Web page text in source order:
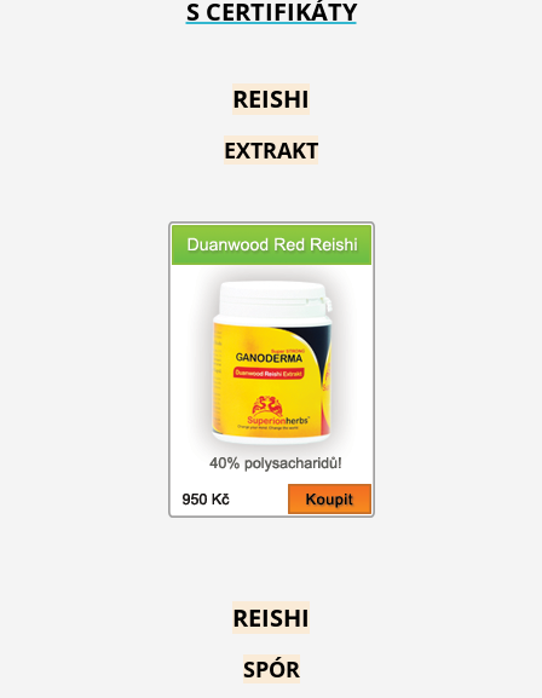
S CERTIFIKÁTY
REISHI
EXTRAKT
REISHI
SPÓR